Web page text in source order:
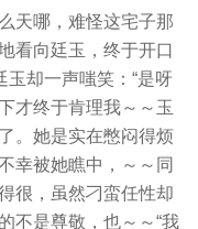
天哪，难怪这宅子那
看向廷玉，终于开口
玉却一声嗤笑：“是呀
才终于肯理我～～玉
。她是实在憋闷得烦
幸被她瞧中，～～同
很，虽然刁蛮任性却
不是尊敬，也～～“我